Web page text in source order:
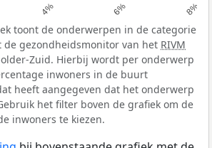
4% 6% 8%
toont de onderwerpen in de categorie
de gezondheidsmonitor van het RIVM
Zuid. Hierbij wordt per onderwerp
inwoners in de buurt
heeft aangegeven dat het onderwerp
het filter boven de grafiek om de
inwoners te kiezen.